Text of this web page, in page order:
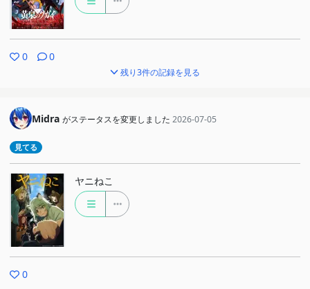
0 0
残り3件の記録を見る
Midra がステータスを変更しました 2026-07-05
見てる
ヤニねこ
0